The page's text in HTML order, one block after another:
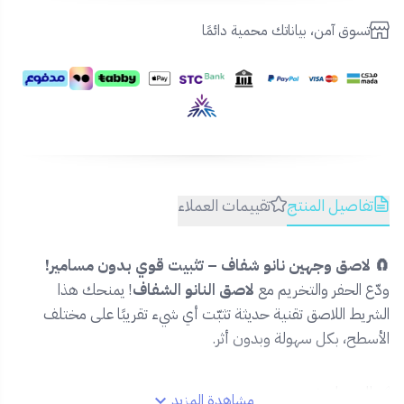
تسوق آمن، بياناتك محمية دائمًا
تفاصيل المنتج تقييمات العملاء
🧲 لاصق وجهين نانو شفاف – تثبيت قوي بدون مسامير!
ودّع الحفر والتخريم مع لاصق النانو الشفاف! يمنحك هذا
الشريط اللاصق تقنية حديثة تثبّت أي شيء تقريبًا على مختلف
الأسطح، بكل سهولة وبدون أثر.